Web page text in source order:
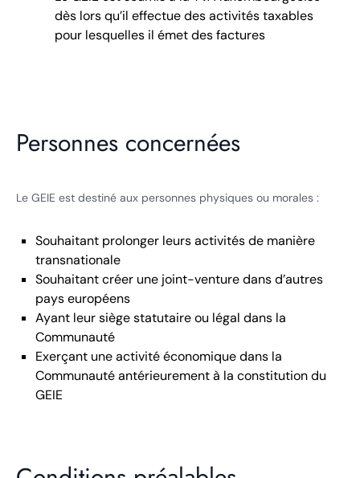
dès lors qu’il effectue des activités taxables
pour lesquelles il émet des factures
Personnes concernées
Le GEIE est destiné aux personnes physiques ou morales :
Souhaitant prolonger leurs activités de manière
transnationale
Souhaitant créer une joint-venture dans d’autres
pays européens
Ayant leur siège statutaire ou légal dans la
Communauté
Exerçant une activité économique dans la
Communauté antérieurement à la constitution du
GEIE